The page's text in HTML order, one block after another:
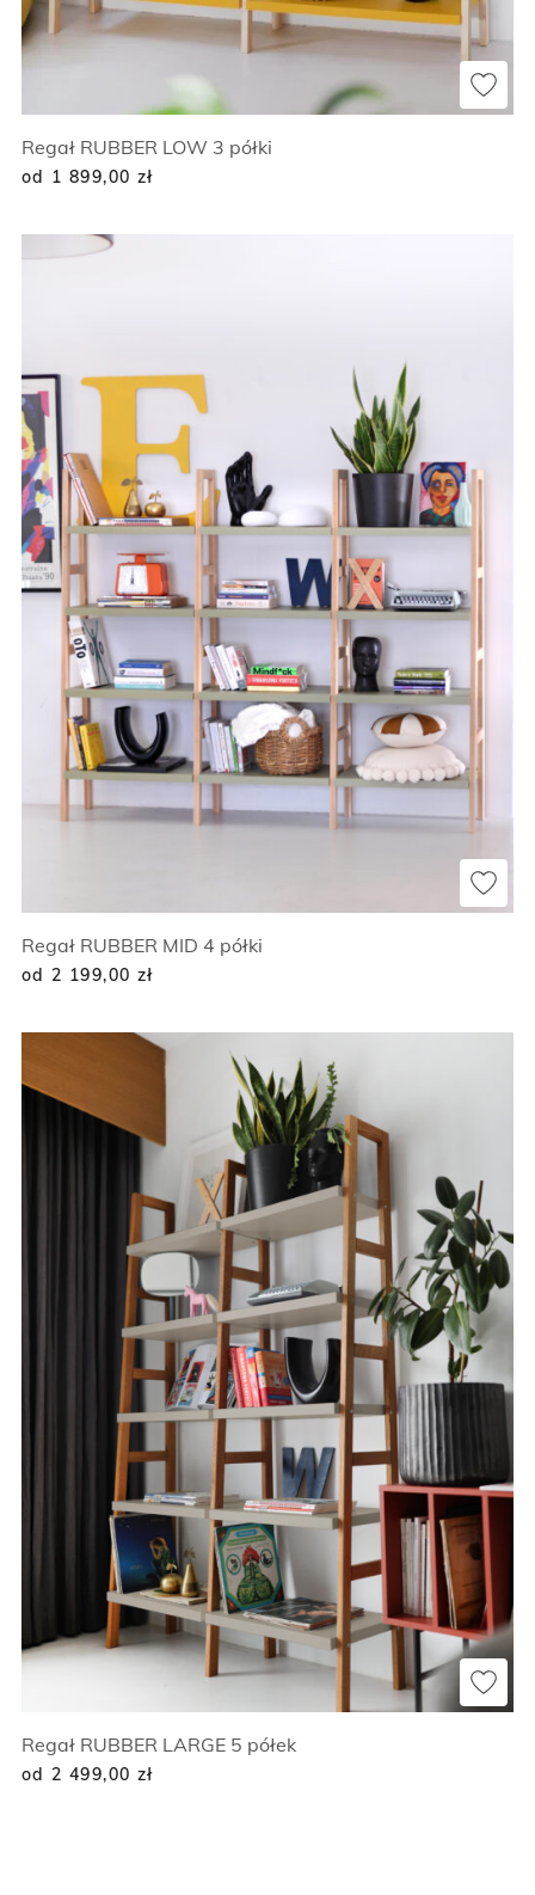
Regał RUBBER LOW 3 półki
od 1 899,00 zł
Regał RUBBER MID 4 półki
od 2 199,00 zł
Regał RUBBER LARGE 5 półek
od 2 499,00 zł